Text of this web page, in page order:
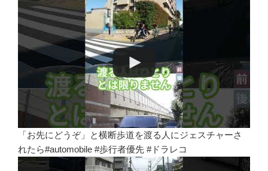
「お先にどうぞ」と横断歩道を渡る人にジェスチャーさ
れたら#automobile #歩行者優先 #ドラレコ